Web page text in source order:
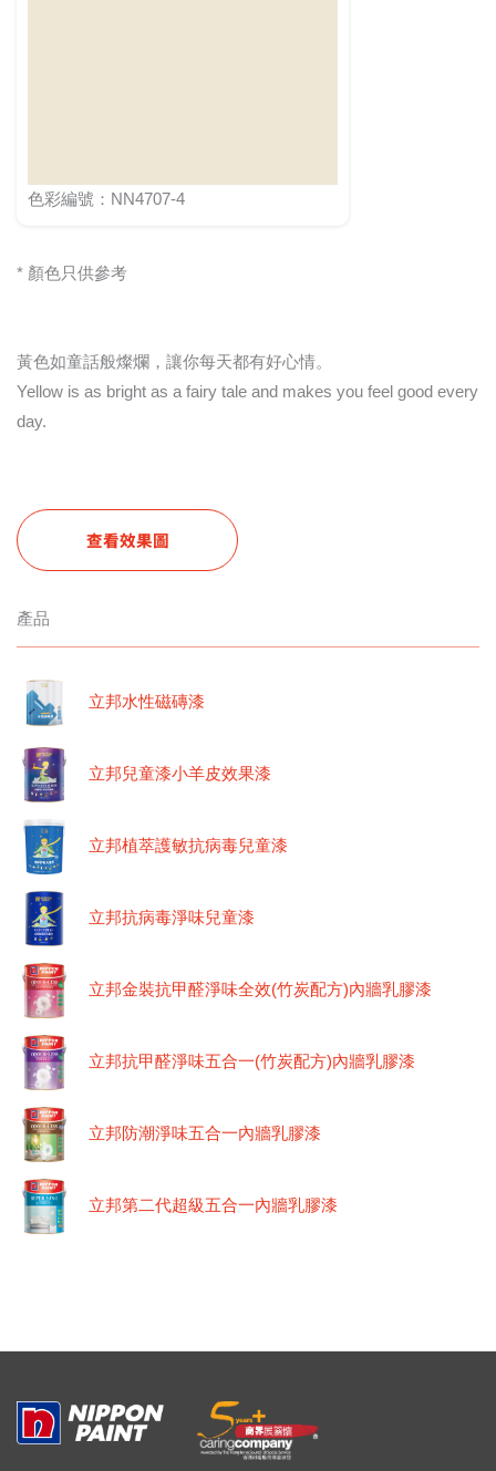
色彩編號：NN4707-4
* 顏色只供參考
黃色如童話般燦爛，讓你每天都有好心情。
Yellow is as bright as a fairy tale and makes you feel good every
day.
查看效果圖
產品
立邦水性磁磚漆
立邦兒童漆小羊皮效果漆
立邦植萃護敏抗病毒兒童漆
立邦抗病毒淨味兒童漆
立邦金裝抗甲醛淨味全效(竹炭配方)內牆乳膠漆
立邦抗甲醛淨味五合一(竹炭配方)內牆乳膠漆
立邦防潮淨味五合一內牆乳膠漆
立邦第二代超級五合一內牆乳膠漆